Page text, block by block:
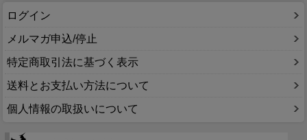
ログイン
メルマガ申込/停止
特定商取引法に基づく表示
送料とお支払い方法について
個人情報の取扱いについて